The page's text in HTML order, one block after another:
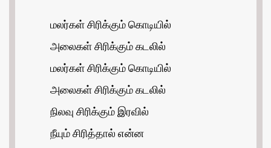
மலர்கள் சிரிக்கும் கொடியில்
அலைகள் சிரிக்கும் கடலில்
மலர்கள் சிரிக்கும் கொடியில்
அலைகள் சிரிக்கும் கடலில்
நிலவு சிரிக்கும் இரவில்
நீயும் சிரித்தால் என்ன